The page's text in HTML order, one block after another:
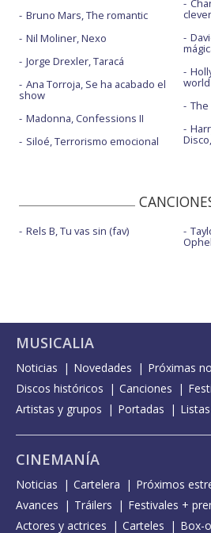
Bruno Mars, The romantic
Nil Moliner, Nexo
Jorge Drexler, Taracá
Ana Torroja, Se ha acabado el
show
Madonna, Confessions II
Siloé, Terrorismo emocional
clever
world
The
Rels B, Tu vas sin (fav)
MUSICALIA
Noticias Novedades
Próximas
Discos históricos
Canciones
Artistas y grupos
Portadas Listas
CINEMANÍA
Noticias Cartelera Próximos
Avances
Tráilers
Festivales +
Actores y actrices
Carteles Box-